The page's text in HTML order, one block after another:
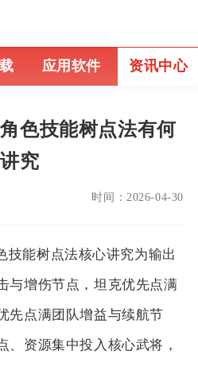
应用软件 资讯中心
色技能树点法有何
讲究
时间： 2026-04-30
技能树点法核心讲究为输出
与增伤节点，坦克优先点满
先点满团队增益与续航节
、资源集中投入核心武将，